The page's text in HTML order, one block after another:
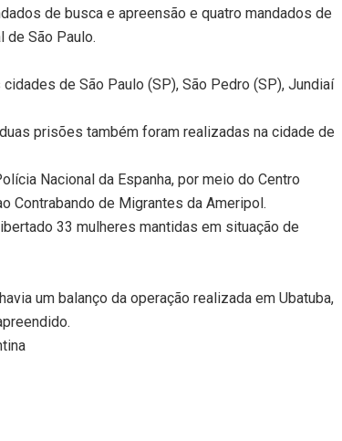
de busca e apreensão e quatro mandados de
de São Paulo.
de São Paulo (SP), São Pedro (SP), Jundiaí
prisões também foram realizadas na cidade de
Nacional da Espanha, por meio do Centro
Contrabando de Migrantes da Ameripol.
33 mulheres mantidas em situação de
um balanço da operação realizada em Ubatuba,